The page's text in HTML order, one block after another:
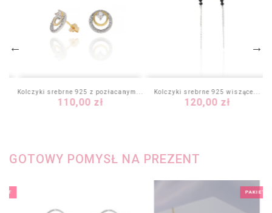
Kolczyki srebrne 925 z pozłacanym...
Cena
110,00 zł
Kolczyki srebrne 925 wiszące...
Cena
120,00 zł
GOTOWY POMYSŁ NA PREZENT
PAKIET